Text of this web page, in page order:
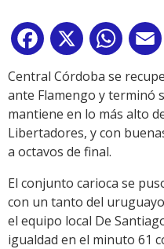
Facebook
X
Central Córdoba se
ante Flamengo y terminó
mantiene en lo más alto
Libertadores, y con
a octavos de final.
El conjunto carioca se
con un tanto del
el equipo local De
igualdad en el minuto 61